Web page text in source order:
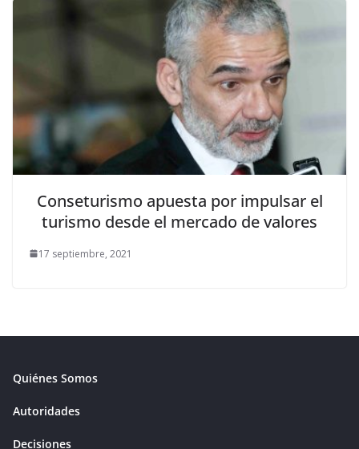
Conseturismo apuesta por impulsar el
turismo desde el mercado de valores
17 septiembre, 2021
Quiénes Somos
Autoridades
Decisiones